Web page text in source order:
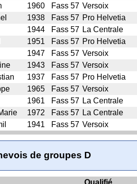
1960 Fass 57 Versoix
1938 Fass 57 Pro Helvetia
1944 Fass 57 La Centrale
1951 Fass 57 Pro Helvetia
1947 Fass 57 Versoix
1943 Fass 57 Versoix
1937 Fass 57 Pro Helvetia
1965 Fass 57 Versoix
1961 Fass 57 La Centrale
1972 Fass 57 La Centrale
1941 Fass 57 Versoix
de groupes D
Qualifié